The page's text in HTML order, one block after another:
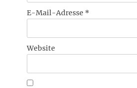
E-Mail-Adresse *
Website